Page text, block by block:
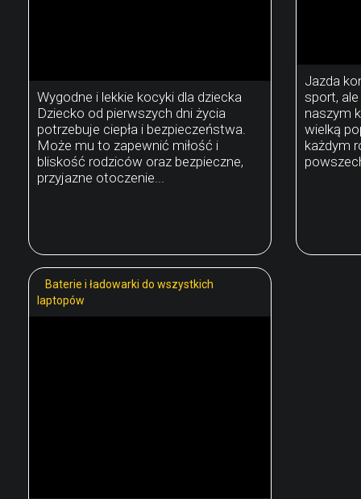
Wygodne i lekkie kocyki dla dziecka
Dziecko od pierwszych dni życia
potrzebuje ciepła i bezpieczeństwa.
Może mu to zapewnić miłość i
bliskość rodziców oraz bezpieczne,
przyjazne otoczenie...
Jazda
sport,
naszym
wielką
każdym
Baterie i ładowarki do wszystkich
laptopów